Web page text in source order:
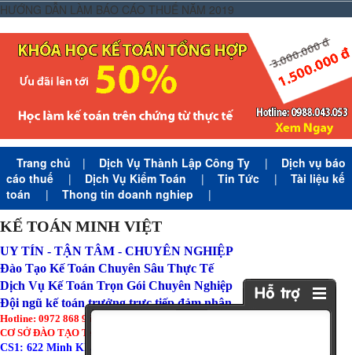
HƯỚNG DẪN LÀM BÁO CÁO THUẾ NĂM 2019
Trang chủ | Dịch Vụ Thành Lập Công Ty |
Dịch vụ báo
cáo thuế
| Dịch Vụ Kiểm Toán | Tin Tức |
Tài liệu kế
toán
| Thong tin doanh nghiep |
KẾ TOÁN MINH VIỆT
UY TÍN - TẬN TÂM - CHUYÊN NGHIỆP
Đào Tạo Kế Toán Chuyên Sâu Thực Tế
Dịch Vụ Kế Toán Trọn Gói Chuyên Nghiệp
Đội ngũ kế toán trưởng trực tiếp đảm nhận
Hotline: 0972 868 960 (Zalo)
CƠ SỞ ĐÀO TẠO TẠI HÀ NỘI:
CS1: 622 Minh Khai - Hai Bà Trưng - Hà Nội ( Tòa Amber Riverside